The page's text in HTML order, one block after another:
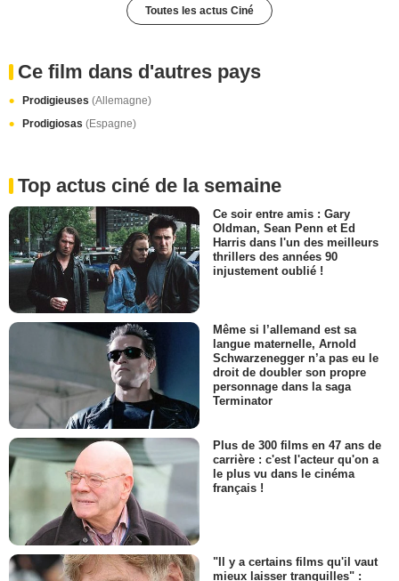
Toutes les actus Ciné
Ce film dans d'autres pays
Prodigieuses (Allemagne)
Prodigiosas (Espagne)
Top actus ciné de la semaine
Ce soir entre amis : Gary
Oldman, Sean Penn et Ed
Harris dans l'un des meilleurs
thrillers des années 90
injustement oublié !
Même si l’allemand est sa
langue maternelle, Arnold
Schwarzenegger n’a pas eu le
droit de doubler son propre
personnage dans la saga
Terminator
Plus de 300 films en 47 ans de
carrière : c'est l'acteur qu'on a
le plus vu dans le cinéma
français !
"Il y a certains films qu'il vaut
mieux laisser tranquilles" :